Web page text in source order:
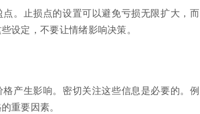
。止损点的设置可以避免亏损无限扩大，而
设定，不要让情绪影响决策。
产生影响。密切关注这些信息是必要的。例
重要因素。